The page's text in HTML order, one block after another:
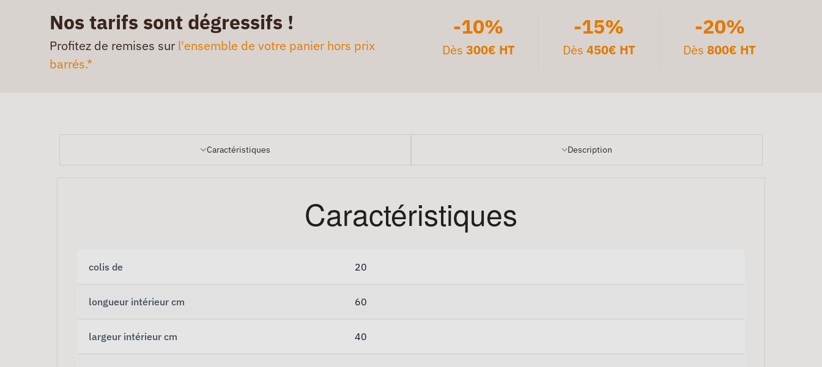
Nos tarifs sont dégressifs !
Profitez de remises sur l'ensemble de votre panier hors prix
barrés.*
-10%
Dès 300€ HT
-15%
Dès 450€ HT
-20%
Dès800€ HT
Caractéristiques Description
Caractéristiques
colis de 20
longueur intérieur cm 60
largeur intérieur cm 40